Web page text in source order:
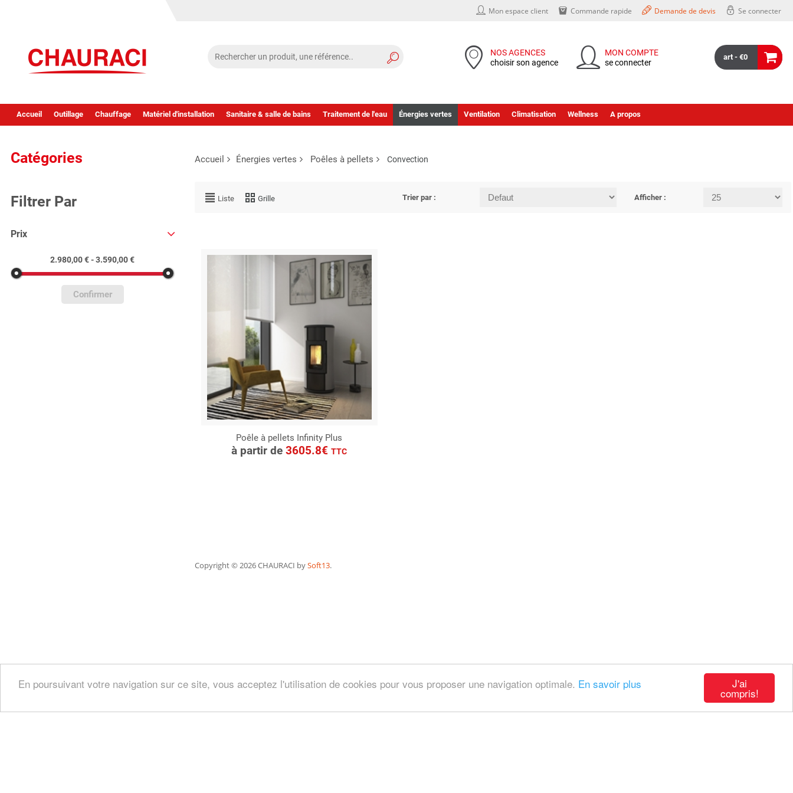
J'ai
compris!
En poursuivant votre navigation sur ce site, vous acceptez l'utilisation de cookies pour vous proposer une navigation optimale. En savoir plus
Mon espace client Commande rapide Demande de devis Se connecter
NOS AGENCES
choisir son agence
MON COMPTE
se connecter
art - €0
Accueil Outillage Chauffage Matériel d'installation Sanitaire & salle de bains Traitement de l'eau Énergies vertes Ventilation Climatisation Wellness A propos
Catégories
Filtrer Par
Prix
2.980,00 € - 3.590,00 €
Confirmer
Accueil Énergies vertes Poêles à pellets Convection
Liste Grille Trier par : Afficher :
Poêle à pellets Infinity Plus
à partir de3605.8€TTC
CONSULTER
Demande de devis
Copyright© 2026 CHAURACI bySoft13.